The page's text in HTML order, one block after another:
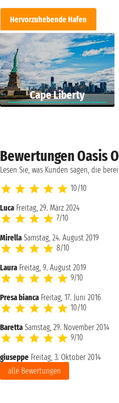
Hervorzuhebende Hafen
Cape Liberty
Bewertungen Oasis
Lesen Sie, was Kunden sagen, die
10/10
Luca Freitag, 29. März 2024
7/10
Mirella Samstag, 24. August 2019
8/10
Laura Freitag, 9. August 2019
9/10
Presa bianca Freitag, 17. Juni 2016
10/10
Baretta Samstag, 29. November 2014
9/10
giuseppe Freitag, 3. Oktober 2014
alle Bewertungen